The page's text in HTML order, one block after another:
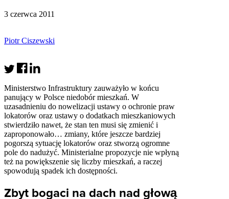
3 czerwca 2011
Piotr Ciszewski
Ministerstwo Infrastruktury zauważyło w końcu
panujący w Polsce niedobór mieszkań. W
uzasadnieniu do nowelizacji ustawy o ochronie praw
lokatorów oraz ustawy o dodatkach mieszkaniowych
stwierdziło nawet, że stan ten musi się zmienić i
zaproponowało… zmiany, które jeszcze bardziej
pogorszą sytuację lokatorów oraz stworzą ogromne
pole do nadużyć. Ministerialne propozycje nie wpłyną
też na powiększenie się liczby mieszkań, a raczej
spowodują spadek ich dostępności.
Zbyt bogaci na dach nad głową